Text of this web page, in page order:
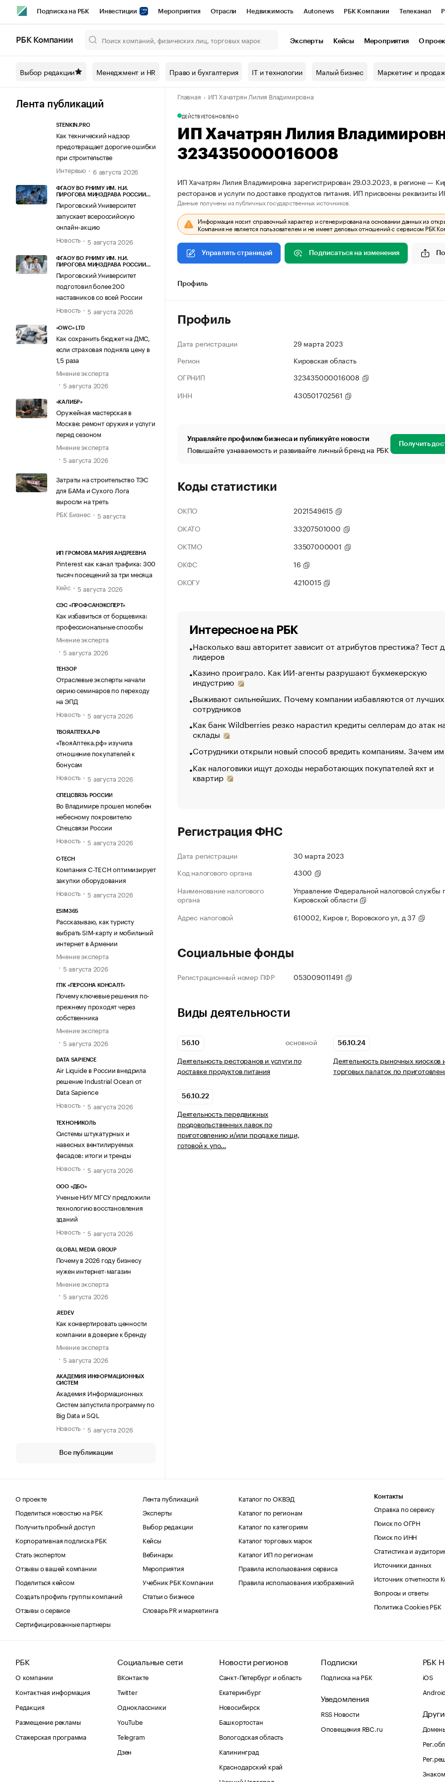
Подписка на РБК Инвестиции Мероприятия Отрасли Недвижимость Autonews РБК Компании Телеканал
Спецпроекты СПб Конференции СПб Спецпроекты Проверка контрагентов
Технологии и медиа Рынок наличной валюты
РБК Компании Эксперты Кейсы Мероприятия О
Выбор редакции Менеджмент и HR Право и бухгалтерия IT и технологии Малый бизнес Маркетинг и
Лента публикаций
STENKIN.PRO
Как технический надзор
предотвращает дорогие ошибки
при строительстве
Интервью
6 августа 2026
ФГАОУ ВО РНИМУ ИМ. Н.И.
ПИРОГОВА МИНЗДРАВА РОССИИ
Пироговский Университет
запускает всероссийскую
онлайн-акцию
Новость
5 августа 2026
ФГАОУ ВО РНИМУ ИМ. Н.И.
ПИРОГОВА МИНЗДРАВА РОССИИ
Пироговский Университет
подготовил более 200
наставников со всей России
Новость
5 августа 2026
«OWC» LTD
Как сохранить бюджет на ДМС,
если страховая подняла цену в
1,5 раза
Мнение эксперта
5 августа 2026
«КАЛИБР»
Оружейная мастерская в
Москве: ремонт оружия и услуги
перед сезоном
Мнение эксперта
5 августа 2026
Затраты на строительство ТЭС
для БАМа и Сухого Лога
выросли на треть
РБК Бизнес
5 августа
ИП ГРОМОВА МАРИЯ АНДРЕЕВНА
Pinterest как канал трафика: 300
тысяч посещений за три месяца
Кейс
5 августа 2026
СЭС «ПРОФСАНЭКСПЕРТ»
Как избавиться от борщевика:
профессиональные способы
Мнение эксперта
5 августа 2026
ТЕНЗОР
Отраслевые эксперты начали
серию семинаров по переходу
на ЭПД
Новость
5 августа 2026
ТВОЯАПТЕКА.РФ
«ТвояАптека.рф» изучила
отношение покупателей к
бонусам
Новость
5 августа 2026
СПЕЦСВЯЗЬ РОССИИ
Во Владимире прошел молебен
небесному покровителю
Спецсвязи России
Новость
5 августа 2026
C-TECH
Компания C-TECH оптимизирует
закупки оборудования
Новость
5 августа 2026
ESIM365
Рассказываю, как туристу
выбрать SIM-карту и мобильный
интернет в Армении
Мнение эксперта
5 августа 2026
ГПК «ПЕРСОНА КОНСАЛТ»
Почему ключевые решения по-
прежнему проходят через
собственника
Мнение эксперта
5 августа 2026
DATA SAPIENCE
Air Liquide в России внедрила
решение Industrial Ocean от
Data Sapience
Новость
5 августа 2026
ТЕХНОНИКОЛЬ
Системы штукатурных и
навесных вентилируемых
фасадов: итоги и тренды
Новость
5 августа 2026
ООО «ДБО»
Ученые НИУ МГСУ предложили
технологию восстановления
зданий
Новость
5 августа 2026
GLOBAL MEDIA GROUP
Почему в 2026 году бизнесу
нужен интернет-магазин
Мнение эксперта
5 августа 2026
.REDEV
Как конвертировать ценности
компании в доверие к бренду
Мнение эксперта
5 августа 2026
АКАДЕМИЯ ИНФОРМАЦИОННЫХ
СИСТЕМ
Академия Информационных
Систем запустила программу по
Big Data и SQL
Новость
5 августа 2026
Все публикации
Главная ИП Хачатрян Лилия Владимировна
ДЕЙСТВУЕТОБНОВЛЕНО
ИП Хачатрян Лилия
323435000016008
ИП Хачатрян Лилия Владимировна зарегистрирован 29.03.2023, в регионе —
ресторанов и услуги по доставке продуктов питания. ИП присвоены
Данные получены из публичных государственных источников.
Информация носит справочный характер и сгенерирована на основании данных из
Компания не является пользователем и не имеет деловых отношений с сервисом РБК
Управлять страницей Подписаться на изменения
Профиль
Профиль
Дата регистрации
29 марта 2023
Регион
Кировская область
ОГРНИП
323435000016008
ИНН
430501702561
Управляйте профилем бизнеса и публикуйте новости
Повышайте узнаваемость и развивайте личный бренд на РБК Получить
Коды статистики
ОКПО
2021549615
ОКАТО
33207501000
ОКТМО
33507000001
ОКФС
16
ОКОГУ
4210015
Интересное на РБК
Насколько ваш авторитет зависит от атрибутов престижа? Тест
лидеров
Казино проиграло. Как ИИ-агенты разрушают букмекерскую
индустрию
Выживают сильнейших. Почему компании избавляются от лучших
сотрудников
Как банк Wildberries резко нарастил кредиты селлерам до атак
склады
Сотрудники открыли новый способ вредить компаниям. Зачем
Как налоговики ищут доходы неработающих покупателей яхт и
квартир
Регистрация ФНС
Дата регистрации
30 марта 2023
Код налогового органа
4300
Наименование налогового
органа
Управление Федеральной налоговой службы
Кировской области
Адрес налоговой
610002, Киров г, Воровского ул, д 37
Социальные фонды
Регистрационный номер ПФР 053009011491
Виды деятельности
56.10 ОСНОВНОЙ
Деятельность ресторанов и услуги по
доставке продуктов питания
56.10.24
Деятельность рыночных киосков
торговых палаток по
56.10.22
Деятельность передвижных
продовольственных лавок по
приготовлению и/или продаже пищи,
готовой к упо…
О проекте
Поделиться новостью на РБК
Получить пробный доступ
Корпоративная подписка РБК
Стать экспертом
Отзывы о вашей компании
Поделиться кейсом
Создать профиль группы компаний
Отзывы о сервисе
Сертифицированные партнеры
Лента публикаций
Эксперты
Выбор редакции
Кейсы
Вебинары
Мероприятия
Учебник РБК Компании
Статьи о бизнесе
Словарь PR и маркетинга
Каталог по ОКВЭД
Каталог по регионам
Каталог по категориям
Каталог торговых марок
Каталог ИП по регионам
Правила использования сервиса
Правила использования изображений
Контакты
Справка по сервису
Поиск по ОГРН
Поиск по ИНН
Статистика и
Источники данных
Источник отчетности
Вопросы и ответы
Политика Cookies РБК
РБК
О компании
Контактная информация
Редакция
Размещение рекламы
Стажерская программа
Социальные сети
ВКонтакте
Twitter
Одноклассники
YouTube
Telegram
Дзен
Новости регионов
Санкт-Петербург и область
Екатеринбург
Новосибирск
Башкортостан
Вологодская область
Калининград
Краснодарский край
Подписки
Подписка на РБК
Уведомления
RSS Новости
Оповещения RBC.ru
РБК
iOS